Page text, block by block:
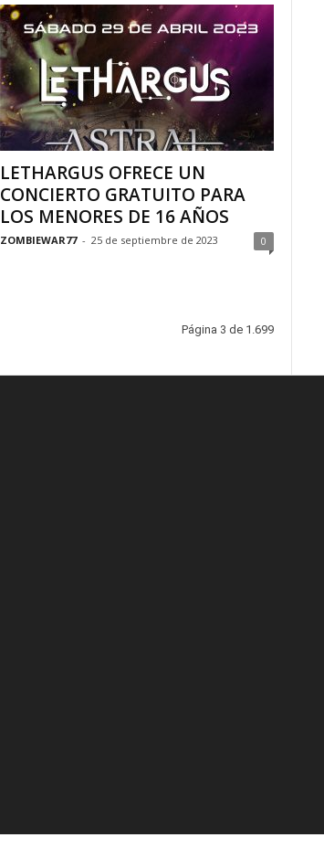
LETHARGUS OFRECE UN
CONCIERTO GRATUITO PARA
LOS MENORES DE 16 AÑOS
ZOMBIEWAR77 - 25 de septiembre de 2023 0
Página 3 de 1.699